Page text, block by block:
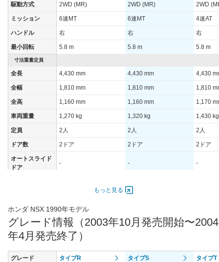
駆動方式 2WD (MR) 2WD (MR) 2WD
ミッション 6速MT 6速MT 4速AT
ハンドル 右 右 右
最小回転 5.8 m 5.8 m 5.8 m
寸法重量定員
全長 4,430 mm 4,430 mm 4,430
全幅 1,810 mm 1,810 mm 1,810
全高 1,160 mm 1,160 mm 1,170
車両重量 1,270 kg 1,320 kg 1,430 kg
定員 2人 2人 2人
ドア数 2ドア 2ドア 2ドア
オートスライド
ドア
- - -
206.00 [280]/ 7,300 206.00 [280]/ 7,300
最高トルク 304 [31]/ 5,300
過給機 - - -
タイヤ
(前)
215/40R17 83Y 215/40R17 83Y 215/
もっと見る
ホンダ NSX 1990年モデル
グレード情報（2003年10月発売開始〜2004
年4月発売終了）
グレード タイプR タイプS タイプT